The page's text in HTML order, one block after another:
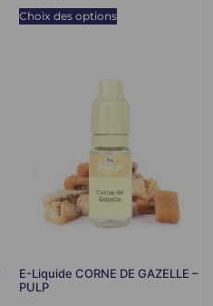
Choix des options
E-Liquide CORNE DE GAZELLE –
PULP